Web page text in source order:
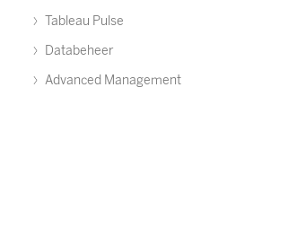
Tableau Pulse
Databeheer
Advanced Management